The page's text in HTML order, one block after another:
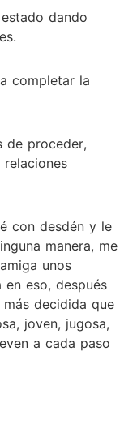
dando
completar la
de proceder,
con desdén y le
manera, me
unos
eso, después
decidida que
joven, jugosa,
a cada paso